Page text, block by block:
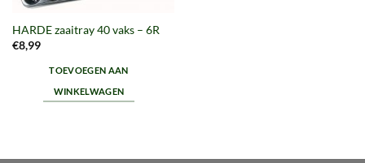
HARDE zaaitray 40 vaks – 6R
€8,99
TOEVOEGEN AAN
WINKELWAGEN